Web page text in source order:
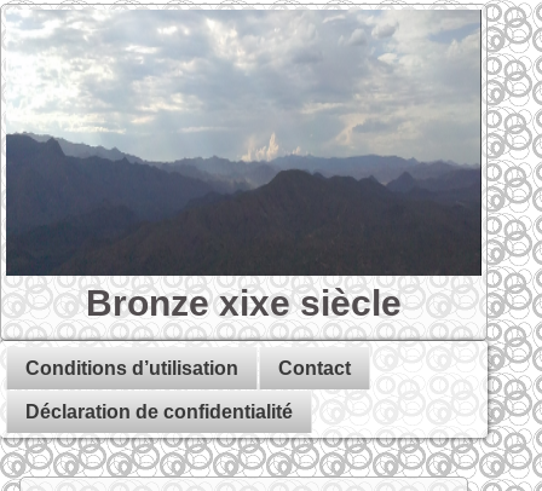
Bronze xixe siècle
Conditions d’utilisation Contact
Déclaration de confidentialité